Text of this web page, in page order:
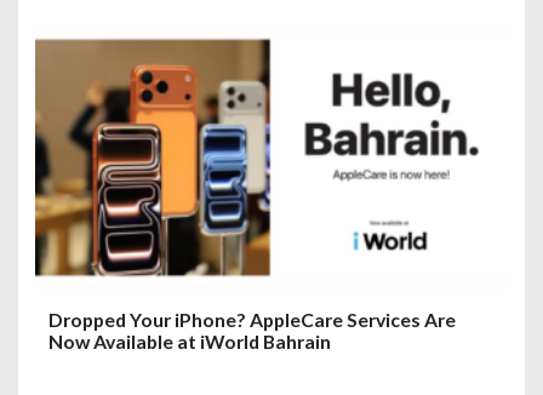
Dropped Your iPhone? AppleCare Services Are
Now Available at iWorld Bahrain